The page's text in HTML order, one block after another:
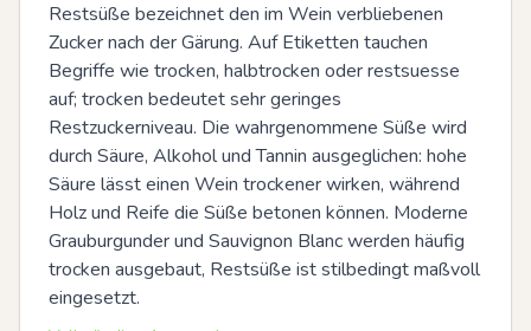
Restsüße bezeichnet den im Wein verbliebenen
Zucker nach der Gärung. Auf Etiketten tauchen
Begriffe wie trocken, halbtrocken oder restsuesse
auf; trocken bedeutet sehr geringes
Restzuckerniveau. Die wahrgenommene Süße wird
durch Säure, Alkohol und Tannin ausgeglichen: hohe
Säure lässt einen Wein trockener wirken, während
Holz und Reife die Süße betonen können. Moderne
Grauburgunder und Sauvignon Blanc werden häufig
trocken ausgebaut, Restsüße ist stilbedingt maßvoll
eingesetzt.